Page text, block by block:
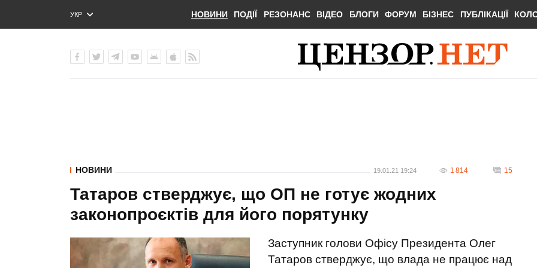
УКР
ENG
НОВИНИ ПОДІЇ РЕЗОНАНС ВІДЕО БЛОГИ ФОРУМ БІЗНЕС ПУБЛІКАЦІЇ
НОВИНИ 19.01.21 19:24 1 814 15
Татаров стверджує, що ОП не готує жодних
законопроєктів для його порятунку
Заступник голови Офісу Президента Олег
Татаров стверджує, що влада не працює над